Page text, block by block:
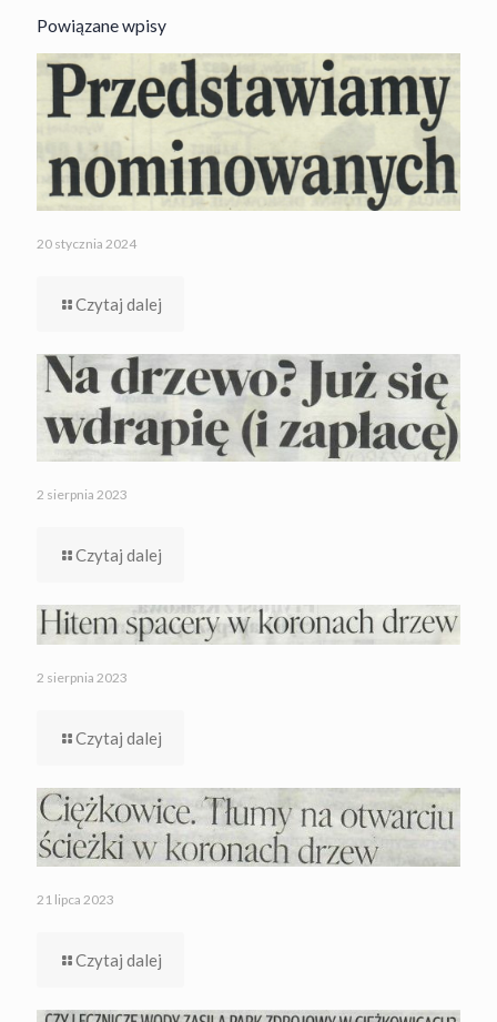
Powiązane wpisy
20 stycznia 2024
Czytaj dalej
2 sierpnia 2023
Czytaj dalej
2 sierpnia 2023
Czytaj dalej
21 lipca 2023
Czytaj dalej